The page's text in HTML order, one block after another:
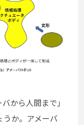
から人間まで」
か。アメーバ